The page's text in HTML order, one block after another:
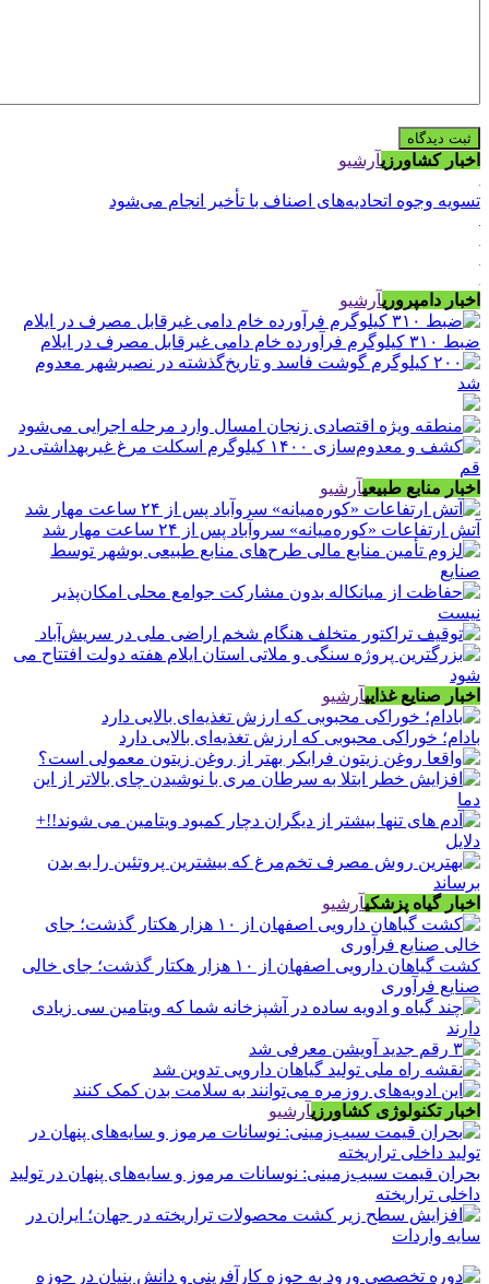
اخبار کشاورزیآرشیو
تسویه وجوه اتحادیه‌های اصناف با تأخیر انجام می‌شود
اخبار دامپروریآرشیو
ضبط ۳۱۰ کیلوگرم فرآورده خام دامی غیرقابل مصرف در ایلام
اخبار منابع طبیعیآرشیو
آتش ارتفاعات «کوره‌میانه» سروآباد پس از ۲۴ ساعت مهار شد
اخبار صنایع غذاییآرشیو
بادام؛ خوراکی محبوبی که ارزش تغذیه‌ای بالایی دارد
اخبار گیاه پزشکیآرشیو
کشت گیاهان دارویی اصفهان از ۱۰ هزار هکتار گذشت؛ جای خالی
صنایع فرآوری
اخبار تکنولوژی کشاورزیآرشیو
بحران قیمت سیب‌زمینی: نوسانات مرموز و سایه‌های پنهان در تولید
داخلی تراریخته